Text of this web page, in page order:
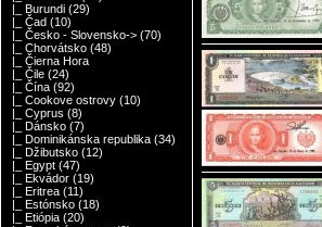
|_ Burundi (29)
|_ Čad (10)
|_ Česko - Slovensko-> (70)
|_ Chorvátsko (48)
|_ Čierna Hora
|_ Čile (24)
|_ Čína (92)
|_ Cookove ostrovy (10)
|_ Cyprus (8)
|_ Dánsko (7)
|_ Dominikánska republika (34)
|_ Džibutsko (12)
|_ Egypt (47)
|_ Ekvádor (19)
|_ Eritrea (11)
|_ Estónsko (18)
|_ Etiópia (20)